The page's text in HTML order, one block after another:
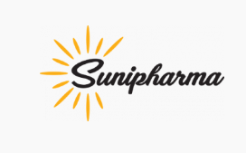
contenu